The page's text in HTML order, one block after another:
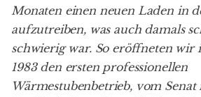
Monaten einen neuen Laden in
aufzutreiben, was auch damals
schwierig war. So eröffneten wir
1983 den ersten professionellen
Wärmestubenbetrieb, vom